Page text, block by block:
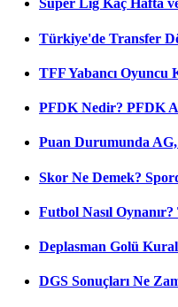
Süper Lig Kaç Hafta
Türkiye'de Transfer
TFF Yabancı Oyuncu
PFDK Nedir? PFDK
Puan Durumunda
Skor Ne Demek?
Futbol Nasıl
Deplasman Golü
DGS Sonuçları Ne